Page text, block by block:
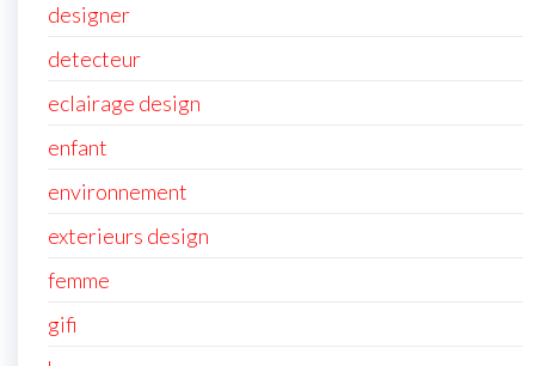
designer
detecteur
eclairage design
enfant
environnement
exterieurs design
femme
gifi